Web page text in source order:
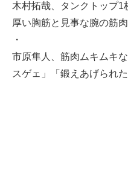
木村拓哉、タンクトップ1
厚い胸筋と見事な腕の筋
・
市原隼人、筋肉ムキムキ
スゲェ」「鍛えあげられ